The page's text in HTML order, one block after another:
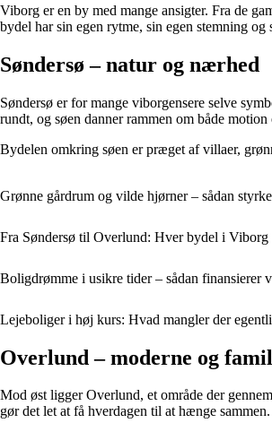
Viborg er en by med mange ansigter. Fra de
bydel har sin egen rytme, sin egen stemning
Søndersø – natur og nærhed
Søndersø er for mange viborgensere selve
rundt, og søen danner rammen om både
Bydelen omkring søen er præget af villaer,
Grønne gårdrum og vilde hjørner – sådan
Fra Søndersø til Overlund: Hver bydel i Viborg
Boligdrømme i usikre tider – sådan finansierer
Lejeboliger i høj kurs: Hvad mangler der
Overlund – moderne og
Mod øst ligger Overlund, et område der
gør det let at få hverdagen til at hænge sammen.